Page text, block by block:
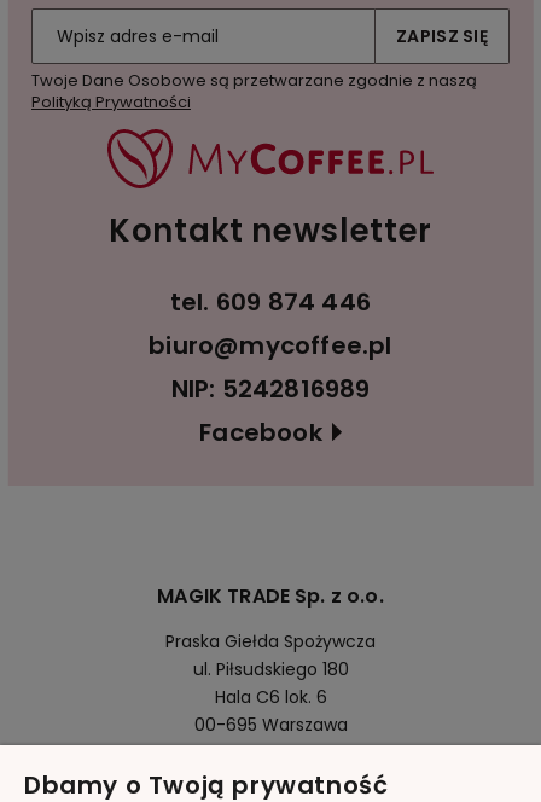
ZAPISZ SIĘ
Twoje Dane Osobowe są przetwarzane zgodnie z naszą
Polityką Prywatności
Kontakt newsletter
tel. 609 874 446
biuro@mycoffee.pl
NIP: 5242816989
Facebook
MAGIK TRADE Sp. z o.o.
Praska Giełda Spożywcza
ul. Piłsudskiego 180
Hala C6 lok. 6
00-695 Warszawa
Dbamy o Twoją prywatność